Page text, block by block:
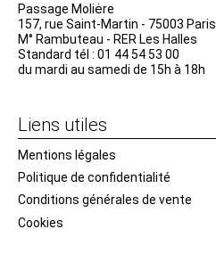
Passage Moliėre
157, rue Saint-Martin - 75003 Paris
M° Rambuteau - RER Les Halles
Standard tél : 01 44 54 53 00
du mardi au samedi de 15h à 18h
Liens utiles
Mentions légales
Politique de confidentialité
Conditions générales de vente
Cookies